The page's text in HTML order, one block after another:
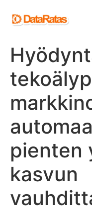
pienten
kasvun